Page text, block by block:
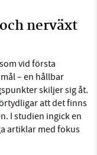
nerväxt
vid första
– en hållbar
skiljer sig åt.
att det finns
I studien ingick en
artiklar med fokus